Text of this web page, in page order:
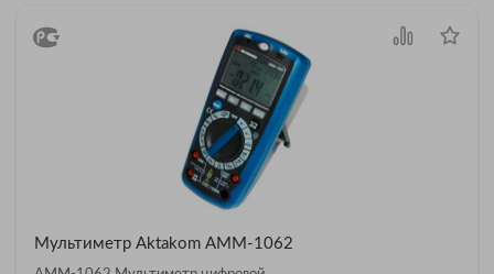
Мультиметр Aktakom АММ-1062